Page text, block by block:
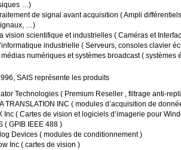
…)
de signal avant acquisition ( Ampli
…)
vision scientifique et industrielles ( Caméras et
industrielle ( Serveurs, consoles clavier
médias numériques et systèmes broadcast (
SAIS représente les produits
Technologies ( Premium Reseller , filtrage anti-
TRANSLATION INC ( modules d’acquisition de
Inc ( Cartes de vision et logiciels d’imagerie pour
( GPIB IEEE 488 )
Devices ( modules de conditionnement )
Inc ( cartes de vision )